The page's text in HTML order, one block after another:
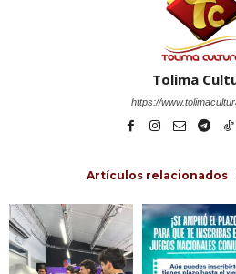
Tolima
https://
Artículos relacionados